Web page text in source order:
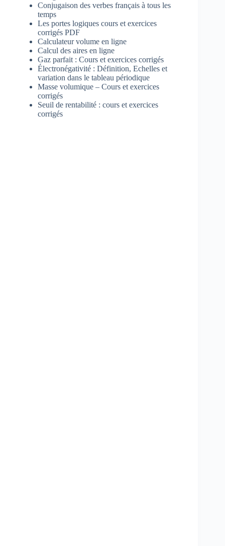
Conjugaison des verbes français à tous les
temps
Les portes logiques cours et exercices
corrigés PDF
Calculateur volume en ligne
Calcul des aires en ligne
Gaz parfait : Cours et exercices corrigés
Électronégativité : Définition, Echelles et
variation dans le tableau périodique
Masse volumique – Cours et exercices
corrigés
Seuil de rentabilité : cours et exercices
corrigés